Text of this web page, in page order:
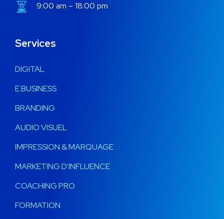
9:00 am – 18:00 pm
Services
DIGITAL
E.BUSINESS
BRANDING
AUDIO VISUEL
IMPRESSION & MARQUAGE
MARKETING D'INFLUENCE
COACHING PRO
FORMATION